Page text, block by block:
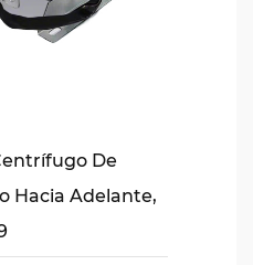
De
Hacia Adelante,